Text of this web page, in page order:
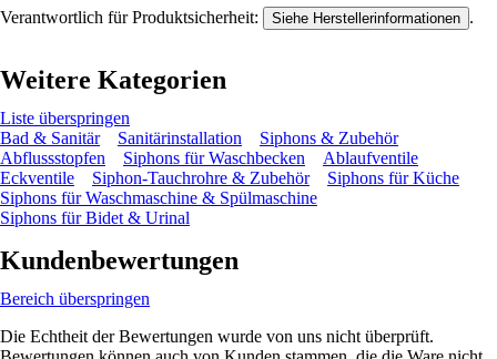
Verantwortlich für Produktsicherheit: Siehe Herstellerinformationen .
Weitere Kategorien
Liste überspringen
Bad & Sanitär
Sanitärinstallation
Siphons & Zubehör
Abflussstopfen
Siphons für Waschbecken
Ablaufventile
Eckventile
Siphon-Tauchrohre & Zubehör
Siphons für Küche
Siphons für Waschmaschine & Spülmaschine
Siphons für Bidet & Urinal
Kundenbewertungen
Bereich überspringen
Die Echtheit der Bewertungen wurde von uns nicht überprüft.